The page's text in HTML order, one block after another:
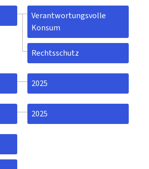
Verantwortungsvolle
Konsum
Rechtsschutz
2025
2025